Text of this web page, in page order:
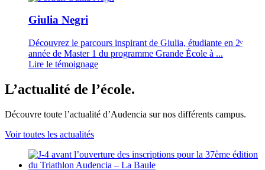
Giulia Negri
Découvrez le parcours inspirant de Giulia, étudiante en 2ᵉ
année de Master 1 du programme Grande École à ...
Lire le témoignage
L’actualité de l’école.
Découvre toute l’actualité d’Audencia sur nos différents campus.
Voir toutes les actualités